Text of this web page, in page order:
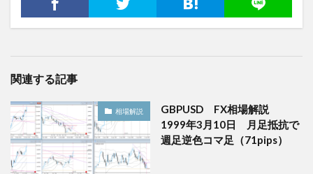
関連する記事
相場解説
GBPUSD FX相場解説
1999年3月10日 月足抵抗で
週足逆色コマ足（71pips）